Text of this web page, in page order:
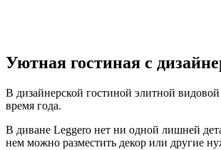
Уютная гостиная с
В дизайнерской гостиной элитной
время года.
В диване Leggero нет ни одной лишней
нем можно разместить декор или другие